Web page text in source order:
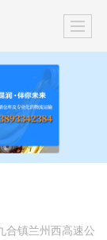
合镇兰州西高速公